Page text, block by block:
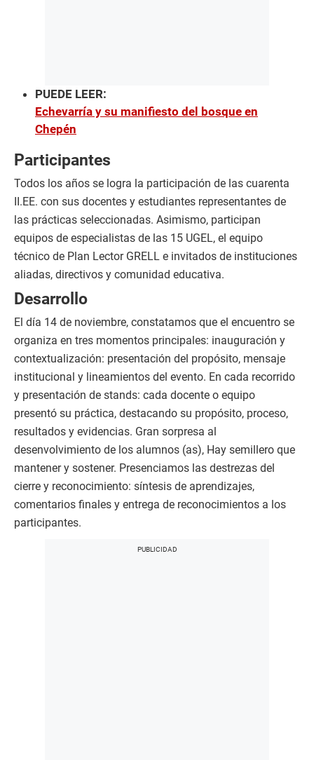
PUEDE LEER:
Echevarría y su manifiesto del bosque en
Chepén
Participantes
Todos los años se logra la participación de las cuarenta
II.EE. con sus docentes y estudiantes representantes de
las prácticas seleccionadas. Asimismo, participan
equipos de especialistas de las 15 UGEL, el equipo
técnico de Plan Lector GRELL e invitados de instituciones
aliadas, directivos y comunidad educativa.
Desarrollo
El día 14 de noviembre, constatamos que el encuentro se
organiza en tres momentos principales: inauguración y
contextualización: presentación del propósito, mensaje
institucional y lineamientos del evento. En cada recorrido
y presentación de stands: cada docente o equipo
presentó su práctica, destacando su propósito, proceso,
resultados y evidencias. Gran sorpresa al
desenvolvimiento de los alumnos (as), Hay semillero que
mantener y sostener. Presenciamos las destrezas del
cierre y reconocimiento: síntesis de aprendizajes,
comentarios finales y entrega de reconocimientos a los
participantes.